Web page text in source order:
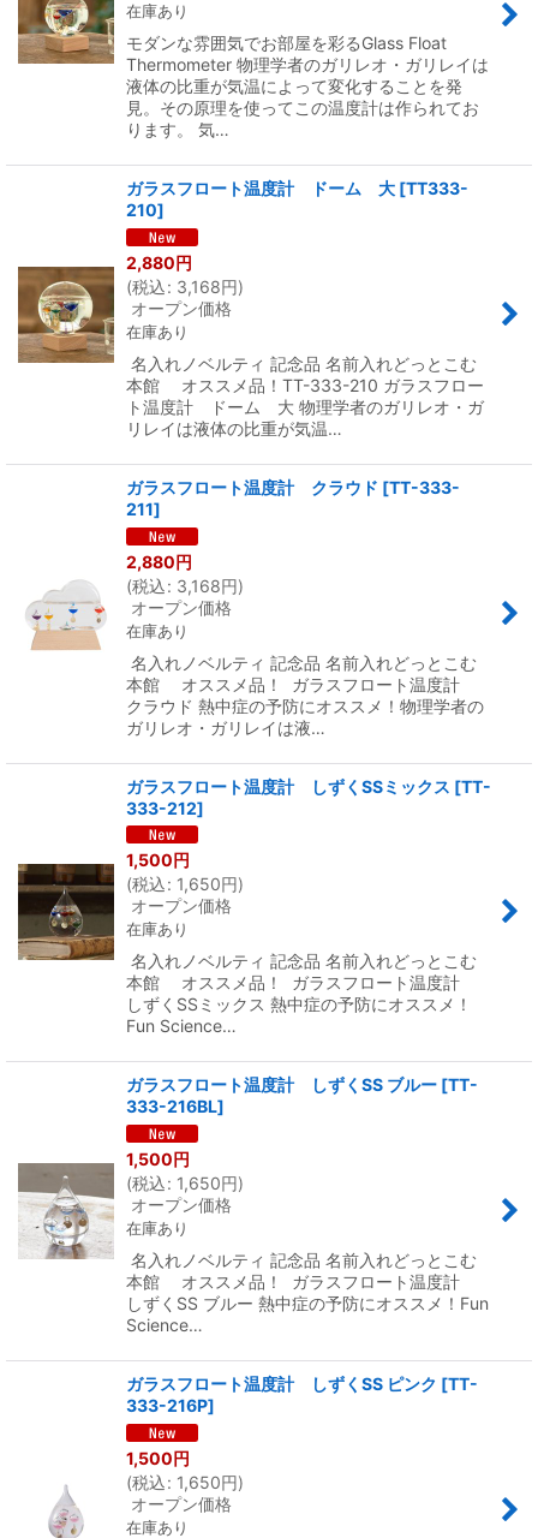
在庫あり
モダンな雰囲気でお部屋を彩るGlass Float
Thermometer 物理学者のガリレオ・ガリレイは
液体の比重が気温によって変化することを発
見。その原理を使ってこの温度計は作られてお
ります。 気…
ガラスフロート温度計 ドーム 大 [TT333-
210]
2,880円
(税込: 3,168円)
オープン価格
在庫あり
名入れノベルティ 記念品 名前入れどっとこむ
本館 オススメ品！TT-333-210 ガラスフロー
ト温度計 ドーム 大 物理学者のガリレオ・ガ
リレイは液体の比重が気温…
ガラスフロート温度計 クラウド [TT-333-
211]
2,880円
(税込: 3,168円)
オープン価格
在庫あり
名入れノベルティ 記念品 名前入れどっとこむ
本館 オススメ品！ ガラスフロート温度計
クラウド 熱中症の予防にオススメ！物理学者の
ガリレオ・ガリレイは液…
ガラスフロート温度計 しずくSSミックス [TT-
333-212]
1,500円
(税込: 1,650円)
オープン価格
在庫あり
名入れノベルティ 記念品 名前入れどっとこむ
本館 オススメ品！ ガラスフロート温度計
しずくSSミックス 熱中症の予防にオススメ！
Fun Science…
ガラスフロート温度計 しずくSS ブルー [TT-
333-216BL]
1,500円
(税込: 1,650円)
オープン価格
在庫あり
名入れノベルティ 記念品 名前入れどっとこむ
本館 オススメ品！ ガラスフロート温度計
しずくSS ブルー 熱中症の予防にオススメ！Fun
Science…
ガラスフロート温度計 しずくSS ピンク [TT-
333-216P]
1,500円
(税込: 1,650円)
オープン価格
在庫あり